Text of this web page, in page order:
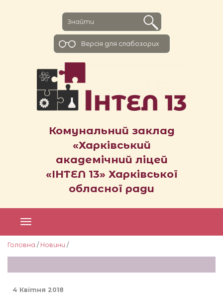
Комунальний заклад
«Харківський
академічний ліцей
«ІНТЕЛ 13» Харківської
обласної ради
Версiя для слабозорих
Головна / Новини /
4 Квітня 2018